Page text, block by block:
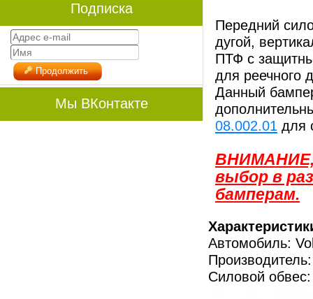
Подписка
Продолжить
Мы ВКонтакте
Передний
дугой,
ПТФ с
для реечного
Данный
08.002.01 для
ВНИМАНИЕ,
выбор в
бамперам.
Автомобиль:
Силовой